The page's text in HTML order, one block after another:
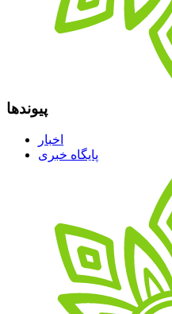
پیوندها
اخبار
پایگاه خبری